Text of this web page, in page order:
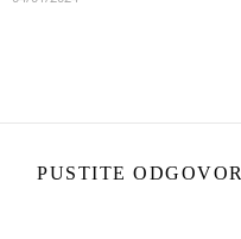
PUSTITE ODGOVOR